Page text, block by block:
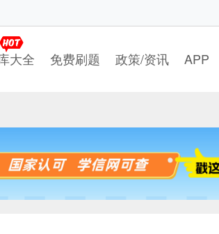
大全 免费刷题 政策/资讯 APP